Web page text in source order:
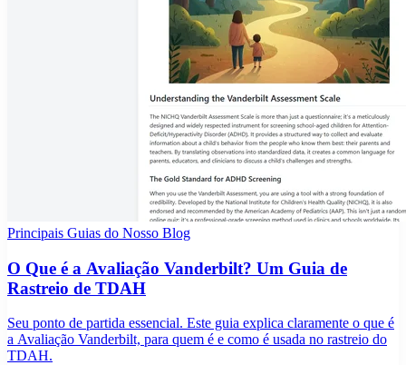
Principais Guias do Nosso Blog
O Que é a Avaliação Vanderbilt? Um Guia de
Rastreio de TDAH
Seu ponto de partida essencial. Este guia explica claramente o que é
a Avaliação Vanderbilt, para quem é e como é usada no rastreio do
TDAH.